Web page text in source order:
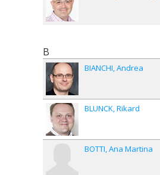
B
BIANCHI Andrea
BLUNCK Rikard
BOTTI Ana Martina